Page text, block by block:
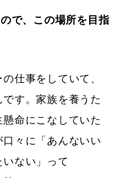
で、この場所を目指
仕事をしていて、
す。家族を養うた
命にこなしていた
々に「あんないい
ない」って